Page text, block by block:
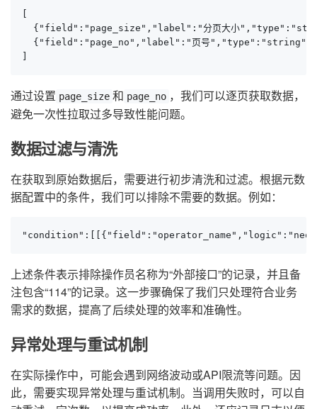
{"field":"page_size","label":"分页大小
{"field":"page_no","label":"页号
通过设置 page_size 和 page_no ，我们可以逐页获取数据，
避免一次性拉取过多导致性能问题。
数据过滤与清洗
在获取到原始数据后，需要进行初步清洗和过滤。根据元数
据配置中的条件，我们可以排除不需要的数据。例如：
上述条件表示排除操作员名称为“外部接口”的记录，并且备
注包含“114”的记录。这一步骤确保了我们只处理符合业务
需求的数据，提高了后续处理的效率和准确性。
异常处理与重试机制
在实际操作中，可能会遇到网络波动或API限流等问题。因
此，需要实现异常处理与重试机制。当调用失败时，可以自